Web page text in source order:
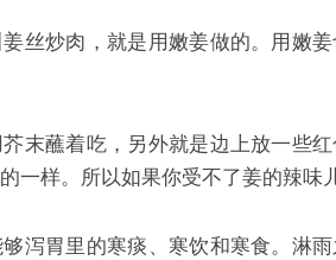
丝炒肉，就是用嫩姜做的。用嫩
末蘸着吃，另外就是边上放一些
一样。所以如果你受不了姜的辣味
泻胃里的寒痰、寒饮和寒食。淋